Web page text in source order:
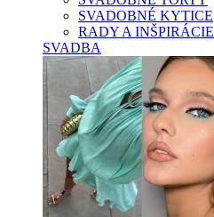
SVADOBNÉ KYTICE
RADY A INŠPIRÁCIE
SVADBA